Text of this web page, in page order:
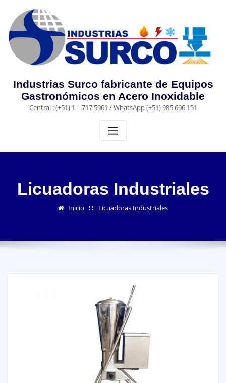
contenido
Industrias Surco fabricante de Equipos
Gastronómicos en Acero Inoxidable
Central : (+51) 1 – 717 5961 / WhatsApp (+51) 985 696 151
Licuadoras Industriales
Inicio Licuadoras Industriales